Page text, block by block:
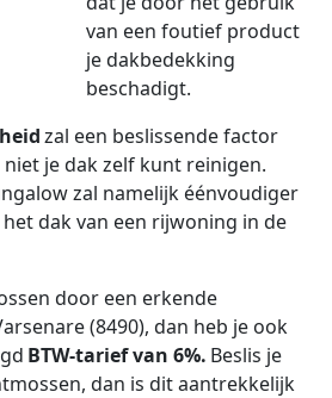
van een foutief product
je dakbedekking
beschadigt.
zal een beslissende factor
je dak zelf kunt reinigen.
zal namelijk éénvoudiger
dak van een rijwoning in de
door een erkende
(8490), dan heb je ook
BTW-tarief van 6%. Beslis je
dan is dit aantrekkelijk